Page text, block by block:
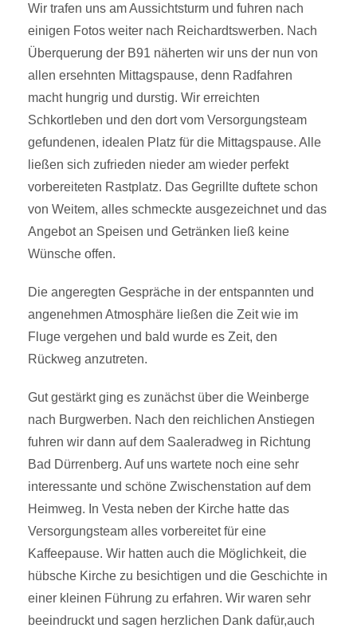
Wir trafen uns am Aussichtsturm und fuhren nach
einigen Fotos weiter nach Reichardtswerben. Nach
Überquerung der B91 näherten wir uns der nun von
allen ersehnten Mittagspause, denn Radfahren
macht hungrig und durstig. Wir erreichten
Schkortleben und den dort vom Versorgungsteam
gefundenen, idealen Platz für die Mittagspause. Alle
ließen sich zufrieden nieder am wieder perfekt
vorbereiteten Rastplatz. Das Gegrillte duftete schon
von Weitem, alles schmeckte ausgezeichnet und das
Angebot an Speisen und Getränken ließ keine
Wünsche offen.
Die angeregten Gespräche in der entspannten und
angenehmen Atmosphäre ließen die Zeit wie im
Fluge vergehen und bald wurde es Zeit, den
Rückweg anzutreten.
Gut gestärkt ging es zunächst über die Weinberge
nach Burgwerben. Nach den reichlichen Anstiegen
fuhren wir dann auf dem Saaleradweg in Richtung
Bad Dürrenberg. Auf uns wartete noch eine sehr
interessante und schöne Zwischenstation auf dem
Heimweg. In Vesta neben der Kirche hatte das
Versorgungsteam alles vorbereitet für eine
Kaffeepause. Wir hatten auch die Möglichkeit, die
hübsche Kirche zu besichtigen und die Geschichte in
einer kleinen Führung zu erfahren. Wir waren sehr
beeindruckt und sagen herzlichen Dank dafür,auch